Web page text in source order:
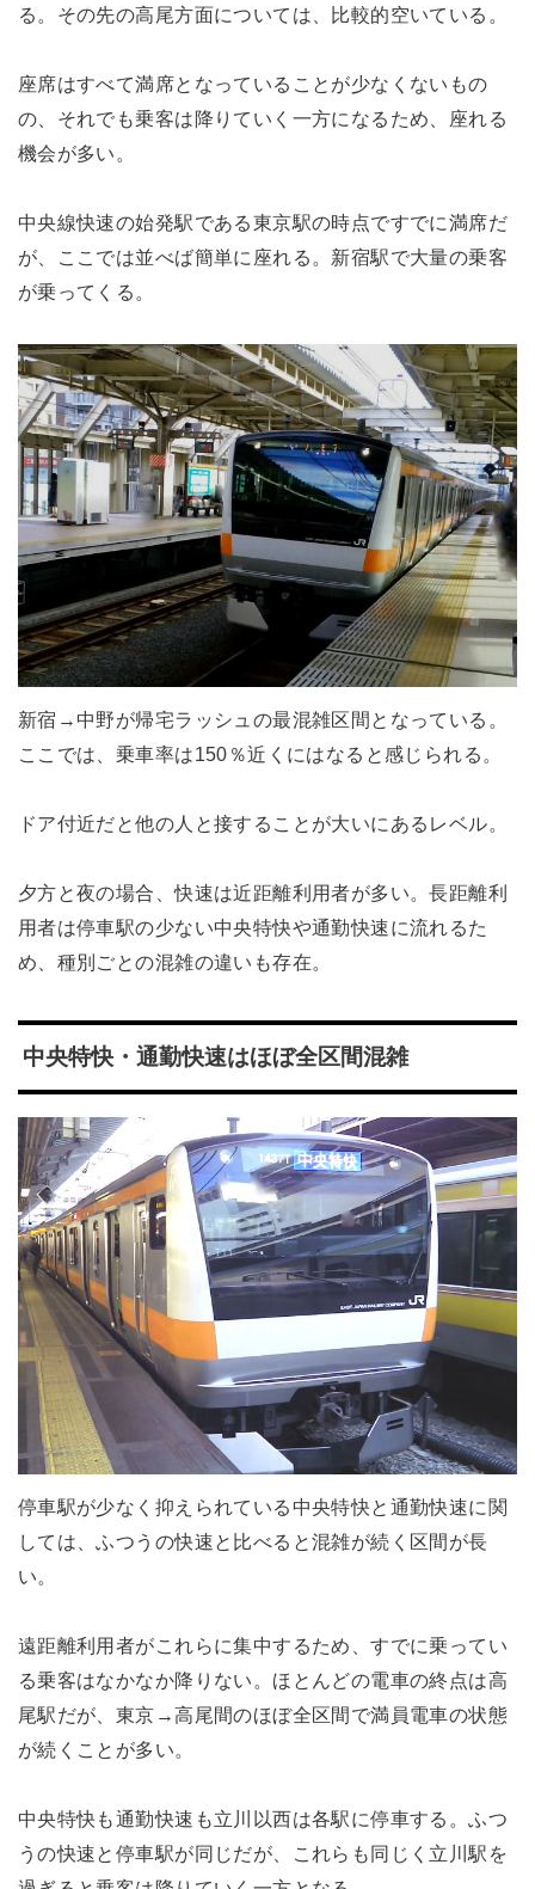
る。その先の高尾方面については、比較的空いている。
座席はすべて満席となっていることが少なくないもの
の、それでも乗客は降りていく一方になるため、座れる
機会が多い。
中央線快速の始発駅である東京駅の時点ですでに満席だ
が、ここでは並べば簡単に座れる。新宿駅で大量の乗客
が乗ってくる。
新宿→中野が帰宅ラッシュの最混雑区間となっている。
ここでは、乗車率は150％近くにはなると感じられる。
ドア付近だと他の人と接することが大いにあるレベル。
夕方と夜の場合、快速は近距離利用者が多い。長距離利
用者は停車駅の少ない中央特快や通勤快速に流れるた
め、種別ごとの混雑の違いも存在。
中央特快・通勤快速はほぼ全区間混雑
停車駅が少なく抑えられている中央特快と通勤快速に関
しては、ふつうの快速と比べると混雑が続く区間が長
い。
遠距離利用者がこれらに集中するため、すでに乗ってい
る乗客はなかなか降りない。ほとんどの電車の終点は高
尾駅だが、東京→高尾間のほぼ全区間で満員電車の状態
が続くことが多い。
中央特快も通勤快速も立川以西は各駅に停車する。ふつ
うの快速と停車駅が同じだが、これらも同じく立川駅を